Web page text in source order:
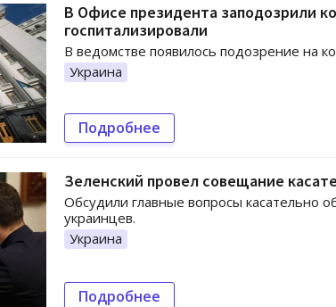
В Офисе президента заподозрили
госпитализировали
В ведомстве появилось подозрение на
Украина
Подробнее
Зеленский провел совещание
Обсудили главные вопросы касательно
украинцев.
Украина
Подробнее